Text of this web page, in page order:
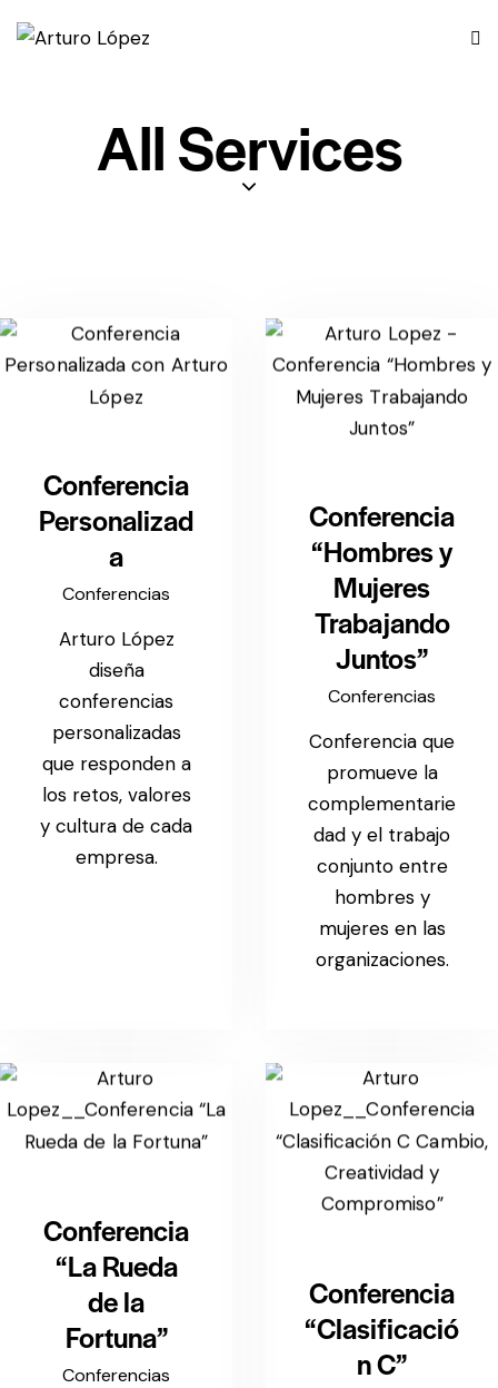
All Services
Conferencia
Personalizad
a
Conferencias
Arturo López
diseña
conferencias
personalizadas
que responden a
los retos, valores
y cultura de cada
empresa.
Conferencia
“Hombres y
Mujeres
Trabajando
Juntos”
Conferencias
Conferencia que
promueve la
complementarie
dad y el trabajo
conjunto entre
hombres y
mujeres en las
organizaciones.
Conferencia
“La Rueda
de la
Fortuna”
Conferencias
Conferencia
“Clasificació
n C”